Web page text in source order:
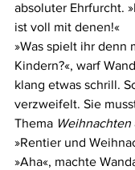
absoluter Ehrfurcht.
ist voll mit denen!«
»Was spielt ihr denn
Kindern?«, warf
klang etwas schrill.
verzweifelt. Sie
Thema Weihnachten
»Rentier und
»Aha«, machte